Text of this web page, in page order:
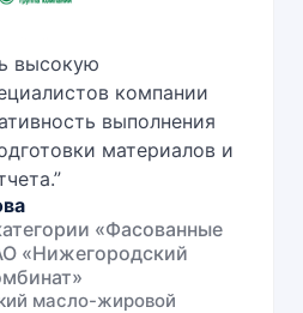
высокую
компании
выполнения
материалов и
”
«Фасованные
«Нижегородский
масло-жировой